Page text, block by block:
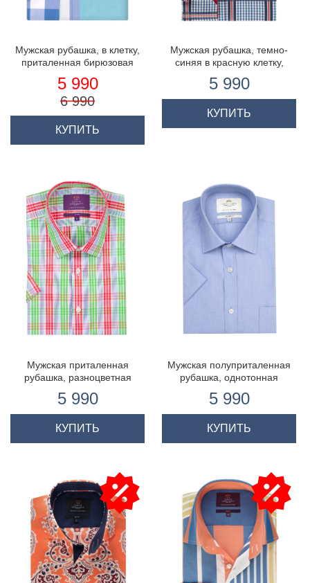
Мужская рубашка, в клетку,
приталенная бирюзовая
5 990
6 990
КУПИТЬ
Мужская рубашка, темно-
синяя в красную клетку,
воротник
5 990
КУПИТЬ
Мужская приталенная
рубашка, разноцветная
хлопок
5 990
КУПИТЬ
Мужская полуприталенная
рубашка, однотонная
переплетением, короткий
рукав
5 990
КУПИТЬ